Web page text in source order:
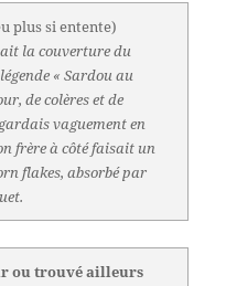
plus si entente)
la couverture du
« Sardou au
de colères et de
vaguement en
frère à côté faisait un
flakes, absorbé par
ou trouvé ailleurs